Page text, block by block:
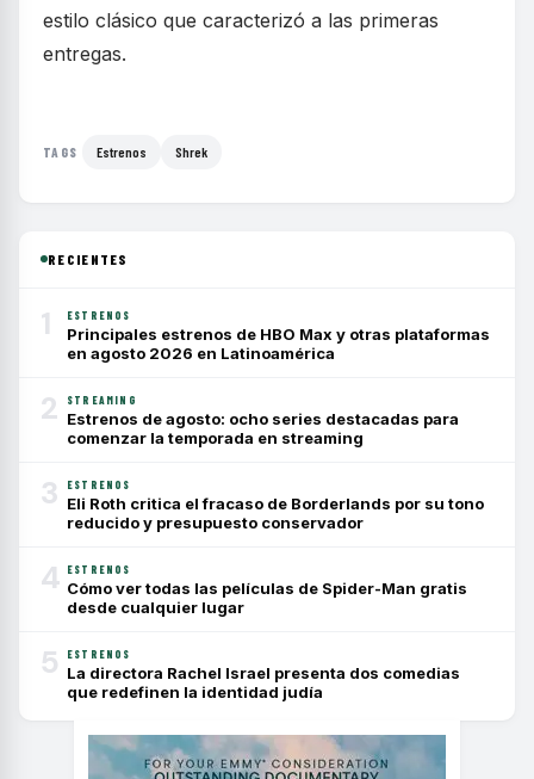
estilo clásico que caracterizó a las primeras
entregas.
TAGS Estrenos Shrek
RECIENTES
1 ESTRENOS
Principales estrenos de HBO Max y otras plataformas
en agosto 2026 en Latinoamérica
2 STREAMING
Estrenos de agosto: ocho series destacadas para
comenzar la temporada en streaming
3 ESTRENOS
Eli Roth critica el fracaso de Borderlands por su tono
reducido y presupuesto conservador
4 ESTRENOS
Cómo ver todas las películas de Spider-Man gratis
desde cualquier lugar
5 ESTRENOS
La directora Rachel Israel presenta dos comedias
que redefinen la identidad judía